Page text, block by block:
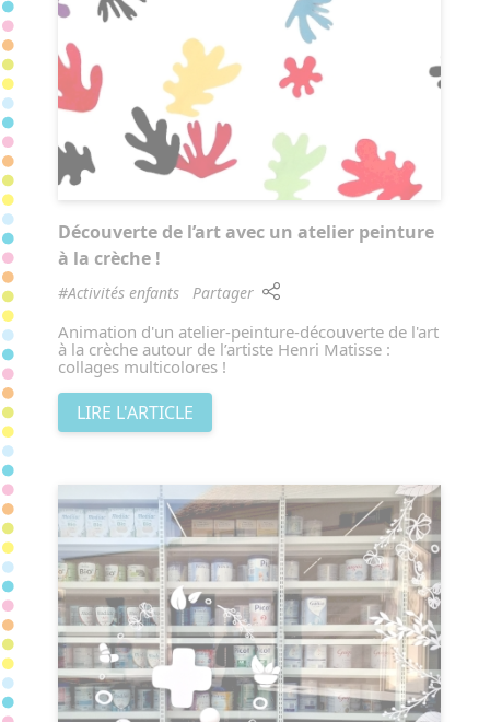
Découverte de l’art avec un atelier peinture
à la crèche !
#Activités enfants Partager
Animation d'un atelier-peinture-découverte de l'art
à la crèche autour de l’artiste Henri Matisse :
collages multicolores !
LIRE L'ARTICLE